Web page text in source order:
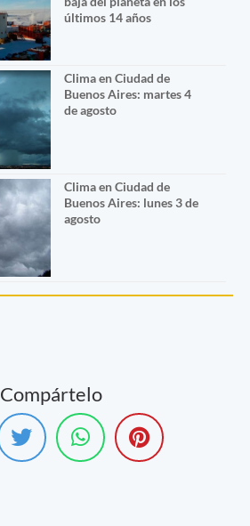
últimos 14 años
Clima en Ciudad de
Buenos Aires: martes 4
de agosto
Clima en Ciudad de
Buenos Aires: lunes 3 de
agosto
Compártelo